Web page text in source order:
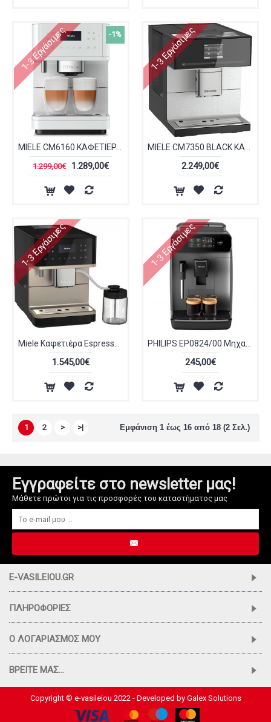
-1%
1-3 Εργάσιμες
1.299,00€ 1.289,00€
1-3 Εργάσιμες
2.249,00€
1-3 Εργάσιμες
1.545,00€
1-3 Εργάσιμες
245,00€
1 2 > >| Εμφάνιση 1 έως 16 από 18 (2 Σελ.)
Εγγραφείτε στο newsletter μας!
Μάθετε πρώτοι για τις προσφορές του καταστήματος μας
E-VASILEIOU.GR
ΠΛΗΡΟΦΟΡΊΕΣ
Ο ΛΟΓΑΡΙΑΣΜΌΣ ΜΟΥ
ΒΡΕΊΤΕ ΜΑΣ...
Copyright © e-vasileiou 2022 - Developed by Galex Solutions